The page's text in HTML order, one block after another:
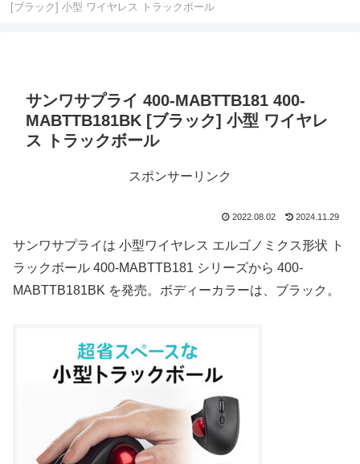
[ブラック] 小型 ワイヤレス トラックボール
サンワサプライ 400-MABTTB181 400-
MABTTB181BK [ブラック] 小型 ワイヤレ
ス トラックボール
スポンサーリンク
2022.08.02 2024.11.29
サンワサプライは 小型ワイヤレス エルゴノミクス形状 ト
ラックボール 400-MABTTB181 シリーズから 400-
MABTTB181BK を発売。ボディーカラーは、ブラック。